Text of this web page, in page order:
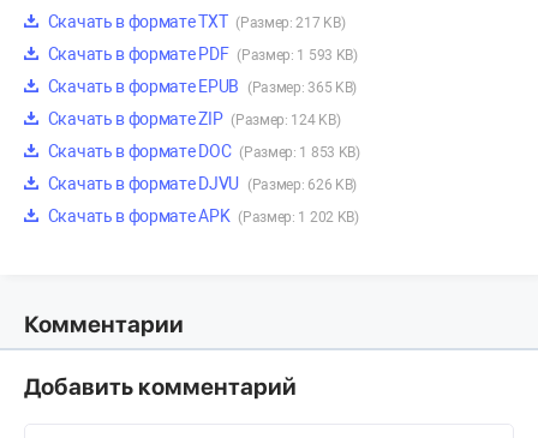
Скачать в формате TXT (Размер: 217 KB)
Скачать в формате PDF (Размер: 1 593 KB)
Скачать в формате EPUB (Размер: 365 KB)
Скачать в формате ZIP (Размер: 124 KB)
Скачать в формате DOC (Размер: 1 853 KB)
Скачать в формате DJVU (Размер: 626 KB)
Скачать в формате APK (Размер: 1 202 KB)
Комментарии
Добавить комментарий